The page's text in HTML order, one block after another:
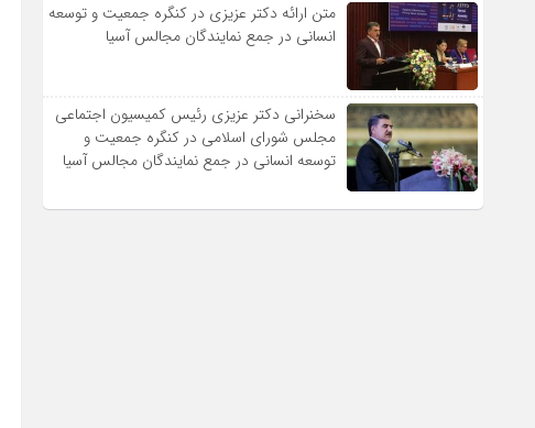
متن ارائه دکتر عزیزى در کنگره جمعیت و توسعه
انسانى در جمع نمایندگان مجالس آسیا
سخنرانى دکتر عزیزى رئیس کمیسیون اجتماعى
مجلس شوراى اسلامى در کنگره جمعیت و
توسعه انسانى در جمع نمایندگان مجالس آسیا